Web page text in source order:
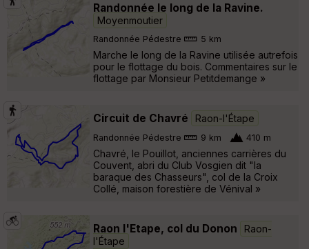
Randonnée le long de la Ravine.
Moyenmoutier
Randonnée Pédestre 5 km
Marche le long de la Ravine utilisée autrefois
pour le flottage du bois. Commentaires sur le
flottage par Monsieur Petitdemange »
Circuit de Chavré Raon-l'Étape
Randonnée Pédestre 9 km 410 m
Chavré, le Pouillot, anciennes carrières du
Couvent, abri du Club Vosgien dit "la
baraque des Chasseurs", col de la Croix
Collé, maison forestière de Vénival »
Raon l'Etape, col du Donon
Raon-
l'Étape